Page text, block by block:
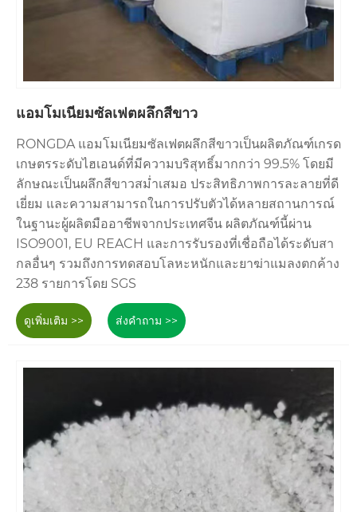
แอมโมเนียมซัลเฟตผลึกสีขาว
RONGDA แอมโมเนียมซัลเฟตผลึกสีขาวเป็นผลิตภัณฑ์เกรด
เกษตรระดับไฮเอนด์ที่มีความบริสุทธิ์มากกว่า 99.5% โดยมี
ลักษณะเป็นผลึกสีขาวสม่ำเสมอ ประสิทธิภาพการละลายที่ดี
เยี่ยม และความสามารถในการปรับตัวได้หลายสถานการณ์
ในฐานะผู้ผลิตมืออาชีพจากประเทศจีน ผลิตภัณฑ์นี้ผ่าน
ISO9001, EU REACH และการรับรองที่เชื่อถือได้ระดับสา
กลอื่นๆ รวมถึงการทดสอบโลหะหนักและยาฆ่าแมลงตกค้าง
238 รายการโดย SGS
ดูเพิ่มเติม >> ส่งคำถาม >>